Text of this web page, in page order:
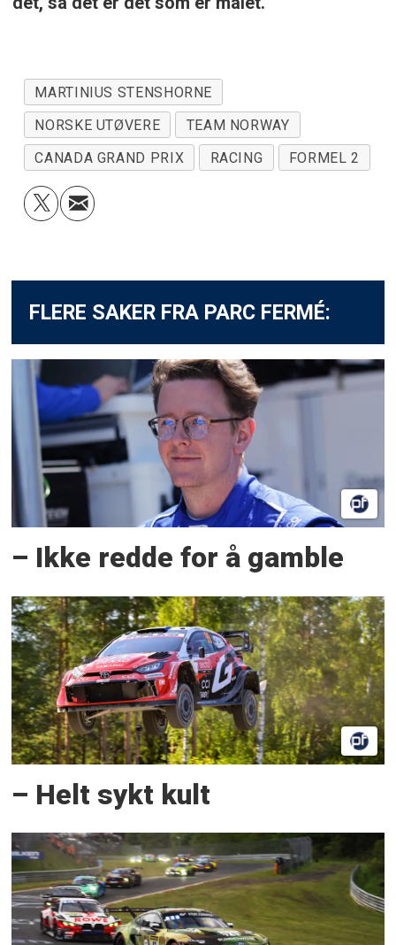
MARTINIUS STENSHORNE
NORSKE UTØVERE
TEAM NORWAY
CANADA GRAND PRIX
RACING FORMEL 2
FLERE SAKER FRA PARC FERMÉ:
– Ikke redde for å gamble
– Helt sykt kult